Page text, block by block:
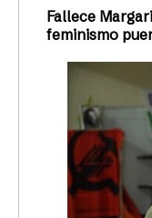
Fallece
feminismo